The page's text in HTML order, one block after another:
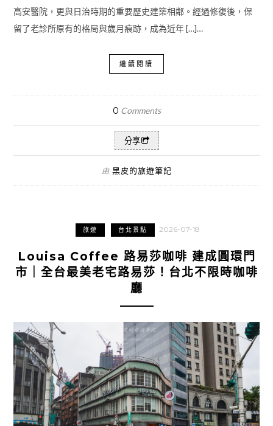
高安醫院，更與日治時期的重要歷史建築相鄰。經過修復後，保
留了老診所原有的格局與歲月痕跡，成為近年 […]…
繼續閱讀
0 Comments
分享
由 黑皮的旅遊筆記
旅遊 台北景點 2026-07-18
Louisa Coffee 路易莎咖啡 建成圓環門
市｜全台最美老宅路易莎！台北不限時咖啡
廳